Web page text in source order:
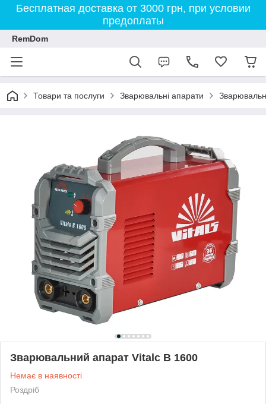
Бесплатная доставка от 3000 грн, при условии
предоплаты
RemDom
Товари та послуги Зварювальні апарати
Зварювальний апарат Vitalс B 1600
Немає в наявності
Роздріб